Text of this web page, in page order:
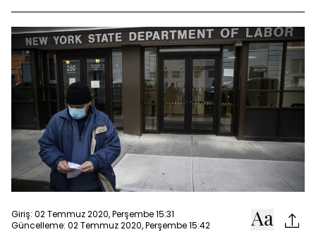
Giriş: 02 Temmuz 2020, Perşembe 15:31
Güncelleme: 02 Temmuz 2020, Perşembe 15:42